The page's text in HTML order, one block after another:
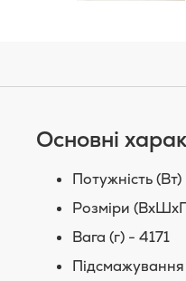
Основні
Потужність
Розміри
Вага (г) - 4171
Підсмажування